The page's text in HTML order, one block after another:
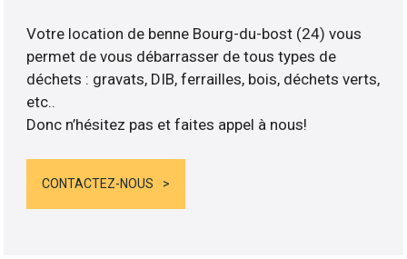
Votre location de benne Bourg-du-bost (24) vous
permet de vous débarrasser de tous types de
déchets : gravats, DIB, ferrailles, bois, déchets verts,
etc..
Donc n’hésitez pas et faites appel à nous!
CONTACTEZ-NOUS